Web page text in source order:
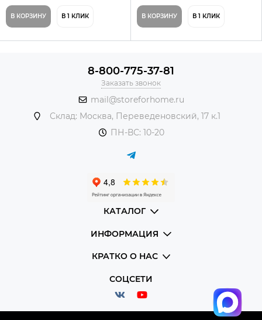
В КОРЗИНУ В 1 КЛИК В КОРЗИНУ В 1 КЛИК
8-800-775-37-81
Заказать звонок
mail@storeforhome.ru
Склад: Москва, Переведеновский, 17 к.1
ПН-ВС: 10-20
КАТАЛОГ
ИНФОРМАЦИЯ
КРАТКО О НАС
СОЦСЕТИ